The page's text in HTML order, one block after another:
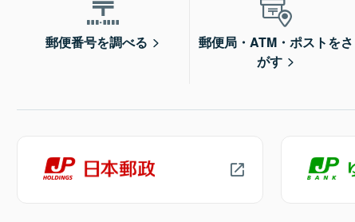
郵便番号を調べる
郵便局・ATM・ポストをさ
がす